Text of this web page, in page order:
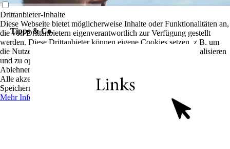
Tipps & Co.
Drittanbieter-Inhalte
Diese Webseite bietet möglicherweise Inhalte oder Funktionalitäten an,
die von Drittanbietern eigenverantwortlich zur Verfügung gestellt
werden. Diese Drittanbieter können eigene Cookies setzen, z.B. um
die Nutzeraktivität zu verfolgen oder ihre Angebote zu personalisieren
und zu optimieren.
Ablehnen
Alle akzeptieren
Speichern
Mehr Informationen